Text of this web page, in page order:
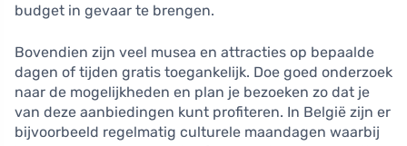
budget in gevaar te brengen.
Bovendien zijn veel musea en attracties op bepaalde
dagen of tijden gratis toegankelijk. Doe goed onderzoek
naar de mogelijkheden en plan je bezoeken zo dat je
van deze aanbiedingen kunt profiteren. In België zijn er
bijvoorbeeld regelmatig culturele maandagen waarbij